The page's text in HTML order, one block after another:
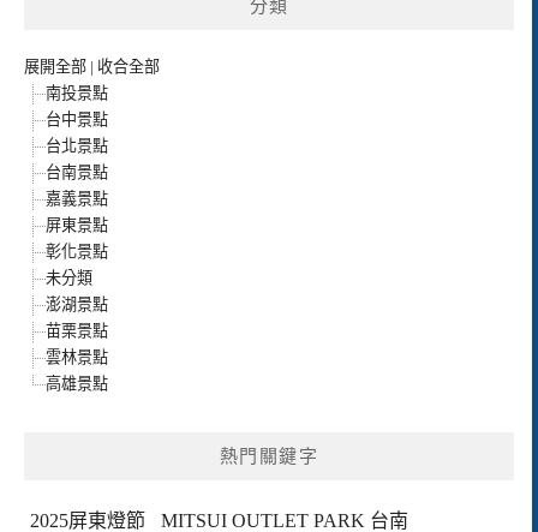
分類
展開全部 | 收合全部
南投景點
台中景點
台北景點
台南景點
嘉義景點
屏東景點
彰化景點
未分類
澎湖景點
苗栗景點
雲林景點
高雄景點
熱門關鍵字
2025屏東燈節
MITSUI OUTLET PARK 台南